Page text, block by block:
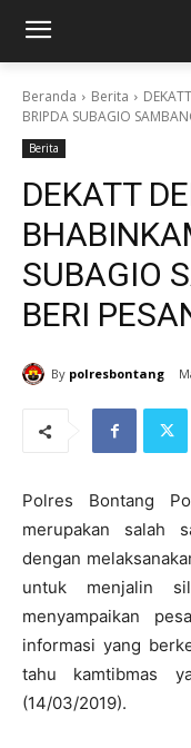
Beranda Berita
BRIPDA SUBAGIO
Berita
DEKATT
SUBAGIO
BERI
By polresbontang
Polres Bontang
merupakan salah
dengan
untuk menjalin
menyampaikan
informasi yang
tahu kamtibmas
(14/03/2019).